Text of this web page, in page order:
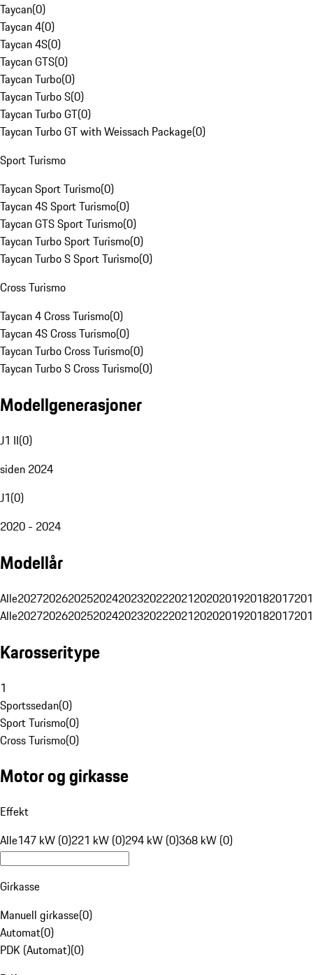
Taycan(0)
Taycan 4(0)
Taycan 4S(0)
Taycan GTS(0)
Taycan Turbo(0)
Taycan Turbo S(0)
Taycan Turbo GT(0)
Taycan Turbo GT with Weissach Package(0)
Sport Turismo
Taycan Sport Turismo(0)
Taycan 4S Sport Turismo(0)
Taycan GTS Sport Turismo(0)
Taycan Turbo Sport Turismo(0)
Taycan Turbo S Sport Turismo(0)
Cross Turismo
Taycan 4 Cross Turismo(0)
Taycan 4S Cross Turismo(0)
Taycan Turbo Cross Turismo(0)
Taycan Turbo S Cross Turismo(0)
Modellgenerasjoner
J1 II(0)
siden 2024
J1(0)
2020 - 2024
Modellår
Alle20272026202520242023202220212020201920182017
Alle20272026202520242023202220212020201920182017
Karosseritype
1
Sportssedan(0)
Sport Turismo(0)
Cross Turismo(0)
Motor og girkasse
Effekt
Alle147 kW (0)221 kW (0)294 kW (0)368 kW (0)
Girkasse
Manuell girkasse(0)
Automat(0)
PDK (Automat)(0)